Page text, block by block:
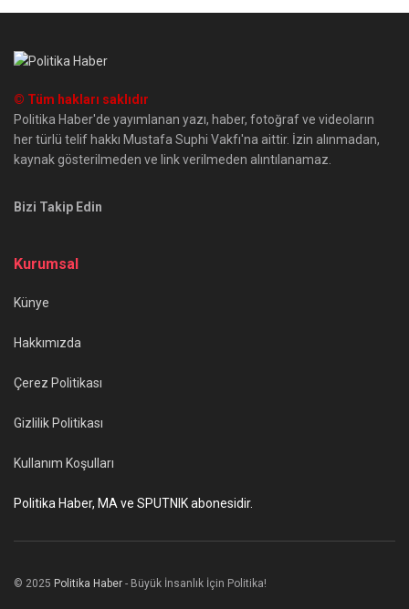
© Tüm hakları saklıdır
Politika Haber'de yayımlanan yazı, haber, fotoğraf ve videoların
her türlü telif hakkı Mustafa Suphi Vakfı'na aittir. İzin alınmadan,
kaynak gösterilmeden ve link verilmeden alıntılanamaz.
Bizi Takip Edin
Kurumsal
Künye
Hakkımızda
Çerez Politikası
Gizlilik Politikası
Kullanım Koşulları
Politika Haber, MA ve SPUTNIK abonesidir.
© 2025 Politika Haber - Büyük İnsanlık İçin Politika!